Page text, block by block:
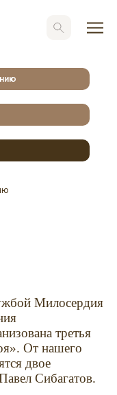
Милосердия
третья
От нашего
двое
Сибагатов.